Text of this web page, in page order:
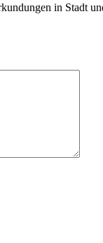
in Stadt